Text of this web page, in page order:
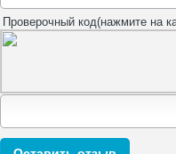
Проверочный код(нажмите на